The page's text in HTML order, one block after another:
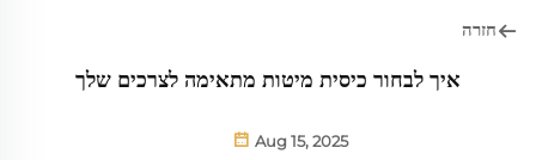
חזרה
איך לבחור כיסית מיטות מתאימה לצרכים שלך
Aug 15, 2025